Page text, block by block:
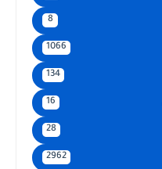
8
1066
134
16
28
2962